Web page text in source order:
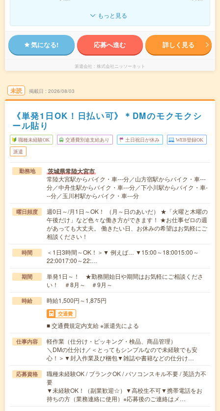
もっと見る
気になる! 応募へ進む 詳しく見る
派遣会社 株式会社ニッソーネット
未読 掲載日 2026/08/03
《単発1日OK！日払い可》＊DMのモクモクシ
ール貼り
職種未経験OK 交通費別途支給あり 土日祝日が休み WEB登録OK
派遣
勤務地 茨城県常陸大宮市
常陸大宮駅からバイク・車---分／山方宿駅からバイク・車---
分／中舟生駅からバイク・車---分／下小川駅からバイク・車-
--分／玉川村駅からバイク・車---分
曜日頻度
週0日～/月1日～OK！ （月～日のあいだ） ★「火曜と木曜の
午後だけ」など色々な働き方ができます！ ★お仕事ゼロの週
があっても大丈夫。 働きたい日、お休みの希望はお気軽にご
相談ください！
時間
＜1日3時間～OK！＞▼ 例えば… ▼15:00～18:0015:00～
22:0017:00～22:…
期間
単発1日～！ ★勤務開始日や期間はお気軽にご相談くださ
い！ ＃8月～ ＃9月～
時給 時給1,500円～1,875円
交通費
■ 交通費規定内支給 ※派遣先による
仕事内容
軽作業（仕分け・ピッキング・検品、商品管理）
＼DMの仕分け／＜とってもシンプルなので未経験でも安
心！＞▼封入作業及び梱包▼雑誌や書籍などの仕分け…
応募資格
職種未経験OK / ブランクOK / パソコンスキル不要 / 英語力不
要
▼未経験OK！（副業歓迎☆）▼高校生不可▼携帯電話をお
持ちの方（業務連絡に使用）※応募後のご連絡はメ…